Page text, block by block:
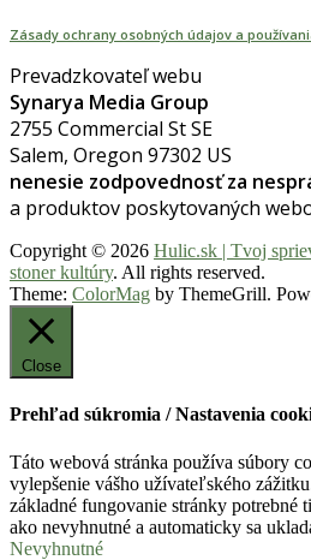
Zásady ochrany osobných údajov a
Prevadzkovateľ webu
Synarya Media Group
2755 Commercial St SE
Salem, Oregon 97302 US
nenesie zodpovednosť za
a produktov poskytovaných
Copyright © 2026 Hulic.sk | Tvoj
stoner kultúry. All rights reserved.
Theme: ColorMag by ThemeGrill.
Close
Prehľad súkromia / Nastavenia
Táto webová stránka používa súbory
vylepšenie vášho užívateľského
základné fungovanie stránky potrebné
ako nevyhnutné a automaticky sa
Nevyhnutné